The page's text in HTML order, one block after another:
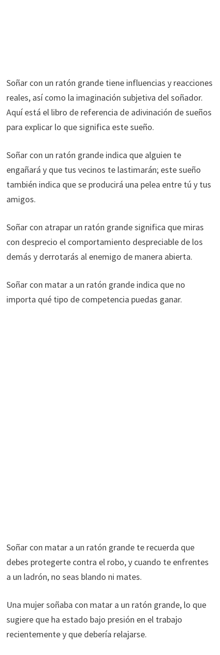
Soñar con un ratón grande tiene influencias y reacciones
reales, así como la imaginación subjetiva del soñador.
Aquí está el libro de referencia de adivinación de sueños
para explicar lo que significa este sueño.
Soñar con un ratón grande indica que alguien te
engañará y que tus vecinos te lastimarán; este sueño
también indica que se producirá una pelea entre tú y tus
amigos.
Soñar con atrapar un ratón grande significa que miras
con desprecio el comportamiento despreciable de los
demás y derrotarás al enemigo de manera abierta.
Soñar con matar a un ratón grande indica que no
importa qué tipo de competencia puedas ganar.
Soñar con matar a un ratón grande te recuerda que
debes protegerte contra el robo, y cuando te enfrentes
a un ladrón, no seas blando ni mates.
Una mujer soñaba con matar a un ratón grande, lo que
sugiere que ha estado bajo presión en el trabajo
recientemente y que debería relajarse.